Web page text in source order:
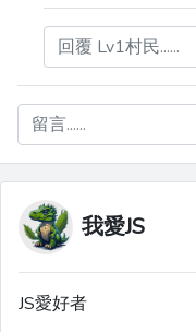
回覆 Lv1村民......
留言......
我愛JS
JS愛好者